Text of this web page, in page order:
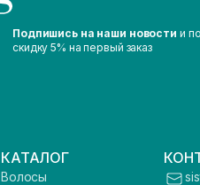
Подпишись на наши новости и
скидку 5% на первый заказ
КАТАЛОГ
Волосы